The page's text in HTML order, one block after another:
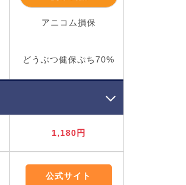
アニコム損保
どうぶつ健保ぷち70%
1,180円
公式サイト